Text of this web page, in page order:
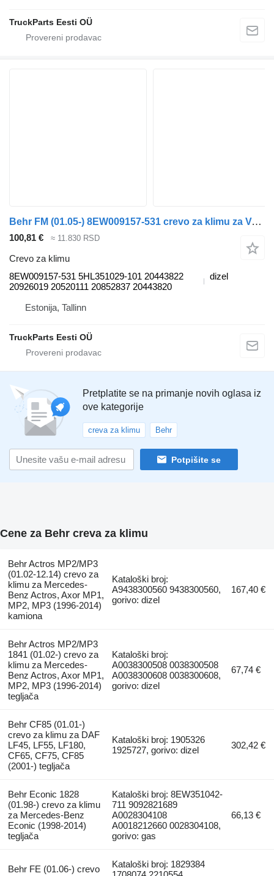
TruckParts Eesti OÜ
Behr FM (01.05-) 8EW009157-531 crevo za klimu za Volvo FM7-FM12, FM, FMX (1998-2014) tegljača
100,81 € ≈ 11.830 RSD
Crevo za klimu
8EW009157-531 5HL351029-101 20443822
20926019 20520111 20852837 20443820
dizel
Estonija, Tallinn
TruckParts Eesti OÜ
Pretplatite se na primanje novih oglasa iz
ove kategorije
creva za klimu Behr
Potpišite se
Cene za Behr creva za klimu
Behr Actros MP2/MP3
(01.02-12.14) crevo za
klimu za Mercedes-
Benz Actros, Axor MP1,
MP2, MP3 (1996-2014)
kamiona
Kataloški broj:
A9438300560 9438300560,
gorivo: dizel
167,40 €
Behr Actros MP2/MP3
1841 (01.02-) crevo za
klimu za Mercedes-
Benz Actros, Axor MP1,
MP2, MP3 (1996-2014)
tegljača
Kataloški broj:
A0038300508 0038300508
A0038300608 0038300608,
gorivo: dizel
67,74 €
Behr CF85 (01.01-)
crevo za klimu za DAF
LF45, LF55, LF180,
CF65, CF75, CF85
(2001-) tegljača
Kataloški broj: 1905326
1925727, gorivo: dizel
302,42 €
Behr Econic 1828
(01.98-) crevo za klimu
za Mercedes-Benz
Econic (1998-2014)
tegljača
Kataloški broj: 8EW351042-
711 9092821689
A0028304108
A0018212660 0028304108,
gorivo: gas
66,13 €
Behr FE (01.06-) crevo
Kataloški broj: 1829384